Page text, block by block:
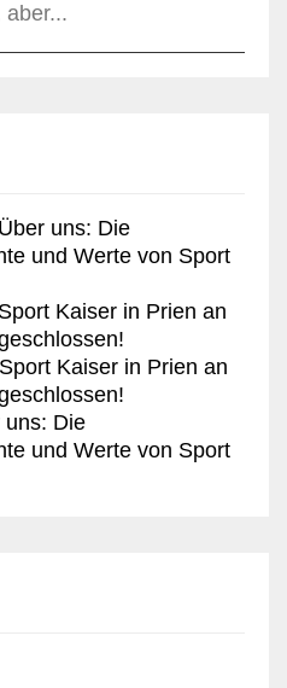
aber...
Über uns: Die
und Werte von Sport
Sport Kaiser in Prien an
Sport Kaiser in Prien an
uns: Die
und Werte von Sport